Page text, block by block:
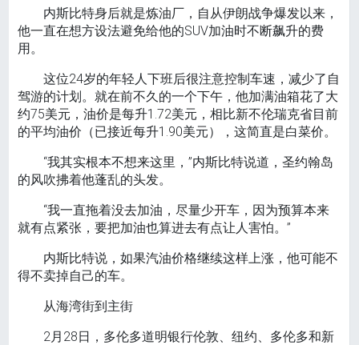
内斯比特身后就是炼油厂，自从伊朗战争爆发以来，
他一直在想方设法避免给他的SUV加油时不断飙升的费
用。
这位24岁的年轻人下班后很注意控制车速，减少了自
驾游的计划。就在前不久的一个下午，他加满油箱花了大
约75美元，油价是每升1.72美元，相比新不伦瑞克省目前
的平均油价（已接近每升1.90美元），这简直是白菜价。
“我其实根本不想来这里，”内斯比特说道，圣约翰岛
的风吹拂着他蓬乱的头发。
“我一直拖着没去加油，尽量少开车，因为预算本来
就有点紧张，要把加油也算进去有点让人害怕。”
内斯比特说，如果汽油价格继续这样上涨，他可能不
得不卖掉自己的车。
从海湾街到主街
2月28日，多伦多道明银行伦敦、纽约、多伦多和新